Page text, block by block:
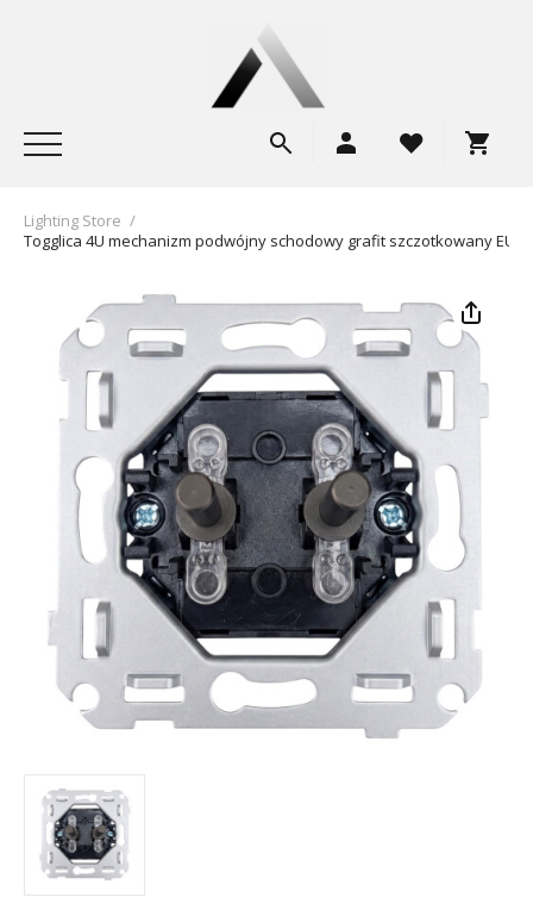
Lighting Store /
Togglica 4U mechanizm podwójny schodowy grafit szczotkowany EU